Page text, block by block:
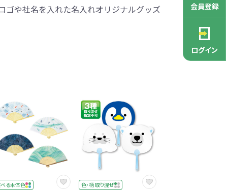
トバッ
着・リュ
チマグカッ
定規・メジャー
ダー モバイルクリーナー
その他
ュ
ッシュ ボトルティッシュ
インテリア雑貨
アロマ・フレグランス
ッズ 除菌・感染対策グッズ
生分解性素材
セット 子供向け抽選会セット
ェス 推し活グッズ
選会
貨
グッズ
ッグ特集 オリジナルマグカップ作りたい
会員登録
ログイン
ゴや社名を入れた名入れオリジナルグッズ
る本体色
色・柄 取り混ぜ